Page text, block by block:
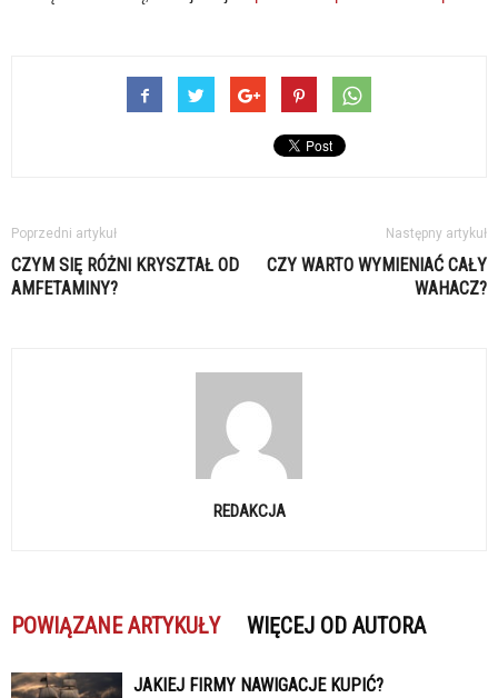
Poprzedni artykuł
CZYM SIĘ RÓŻNI KRYSZTAŁ OD
AMFETAMINY?
Następny artykuł
CZY WARTO WYMIENIAĆ CAŁY
WAHACZ?
REDAKCJA
POWIĄZANE ARTYKUŁY WIĘCEJ OD AUTORA
JAKIEJ FIRMY NAWIGACJE KUPIĆ?